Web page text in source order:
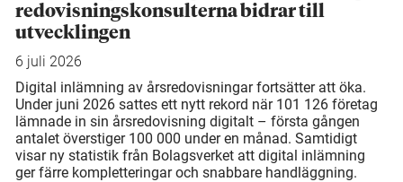
redovisningskonsulterna bidrar till
utvecklingen
6 juli 2026
Digital inlämning av årsredovisningar fortsätter att öka.
Under juni 2026 sattes ett nytt rekord när 101 126 företag
lämnade in sin årsredovisning digitalt – första gången
antalet överstiger 100 000 under en månad. Samtidigt
visar ny statistik från Bolagsverket att digital inlämning
ger färre kompletteringar och snabbare handläggning.